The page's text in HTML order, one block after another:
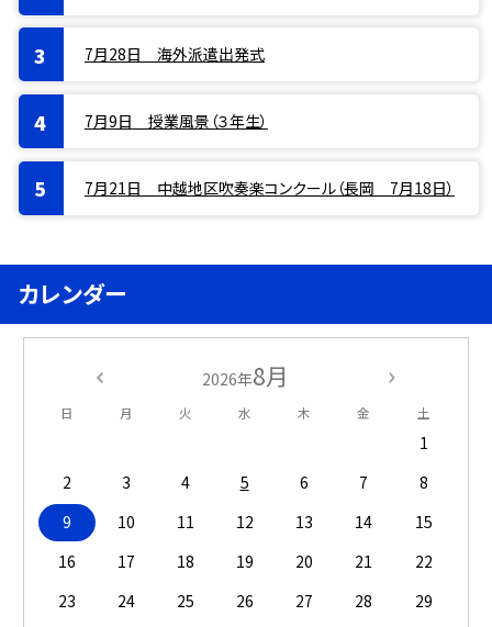
7月28日 海外派遣出発式
7月9日 授業風景（３年生）
7月21日 中越地区吹奏楽コンクール（長岡 7月18日）
カレンダー
2026年8月
日 月 火 水 木 金 土
1
2
3 4 5 6 7
8
9
10 11 12 13 14
15
16
17 18 19 20 21
22
23
24 25 26 27 28
29